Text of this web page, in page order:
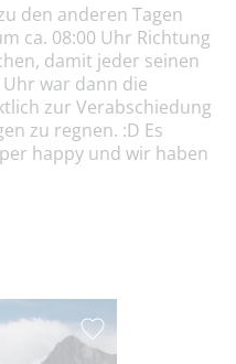
den anderen Tagen
ca. 08:00 Uhr Richtung
damit jeder seinen
war dann die
zur Verabschiedung
zu regnen. :D Es
happy und wir haben